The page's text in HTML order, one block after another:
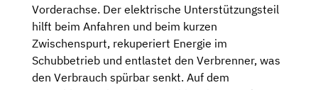
Vorderachse. Der elektrische Unterstützungsteil
hilft beim Anfahren und beim kurzen
Zwischenspurt, rekuperiert Energie im
Schubbetrieb und entlastet den Verbrenner, was
den Verbrauch spürbar senkt. Auf dem